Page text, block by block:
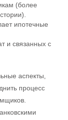
(более
ипотечные
и связанных с
аспекты,
процесс